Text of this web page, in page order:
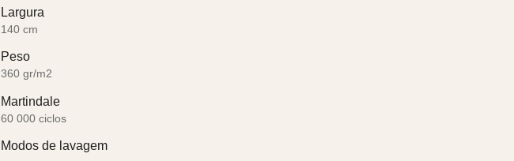
Largura
140 cm
Peso
360 gr/m2
Martindale
60 000 ciclos
Modos de lavagem